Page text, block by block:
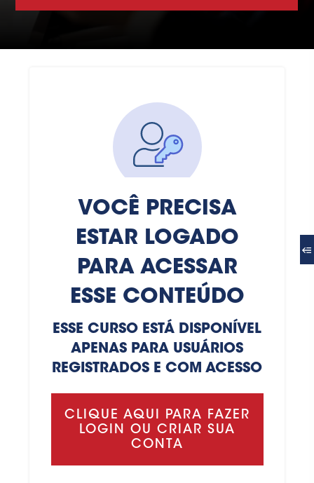
VOCÊ PRECISA
ESTAR LOGADO
PARA ACESSAR
ESSE CONTEÚDO
ESSE CURSO ESTÁ DISPONÍVEL
APENAS PARA USUÁRIOS
REGISTRADOS E COM ACESSO
CLIQUE AQUI PARA FAZER
LOGIN OU CRIAR SUA
CONTA